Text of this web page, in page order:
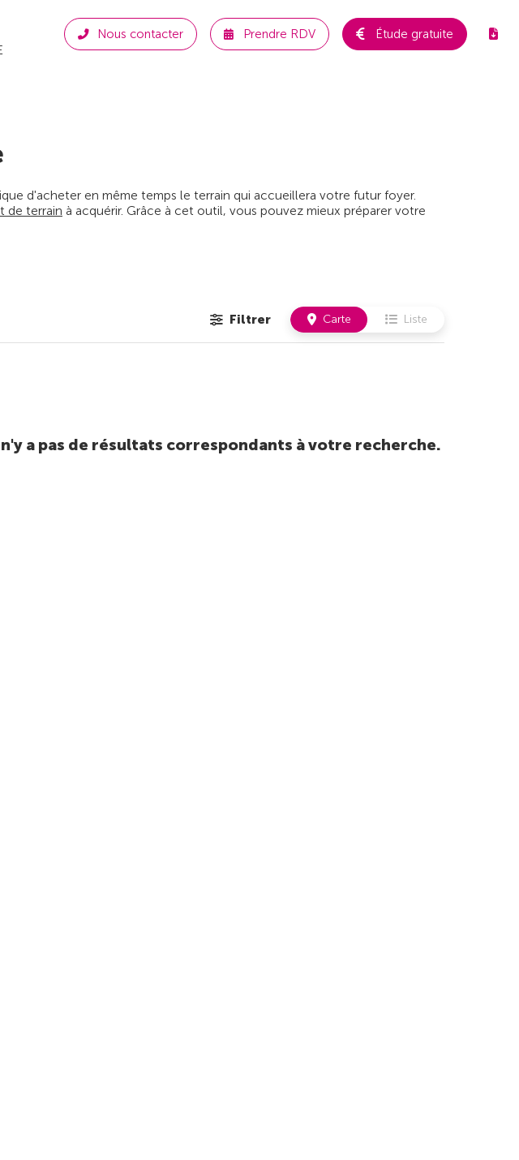
Nous contacter Prendre RDV Étude gratuite
d'acheter en même temps le terrain qui accueillera votre futur foyer.
de terrain à acquérir. Grâce à cet outil, vous pouvez mieux préparer votre
Filtrer Carte Liste
a pas de résultats correspondants à votre recherche.